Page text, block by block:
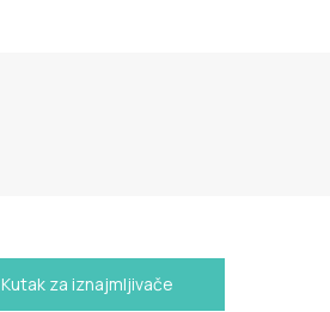
Kutak za iznajmljivače